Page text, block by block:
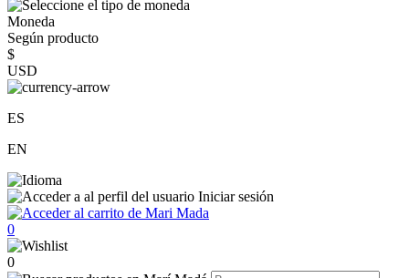
Moneda
Según producto
$
USD
ES
EN
Iniciar sesión
0
0